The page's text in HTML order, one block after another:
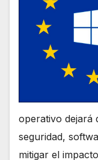
operativo dejará
seguridad,
mitigar el